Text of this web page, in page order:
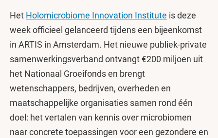
Het Holomicrobiome Innovation Institute is deze
week officieel gelanceerd tijdens een bijeenkomst
in ARTIS in Amsterdam. Het nieuwe publiek-private
samenwerkingsverband ontvangt €200 miljoen uit
het Nationaal Groeifonds en brengt
wetenschappers, bedrijven, overheden en
maatschappelijke organisaties samen rond één
doel: het vertalen van kennis over microbiomen
naar concrete toepassingen voor een gezondere en